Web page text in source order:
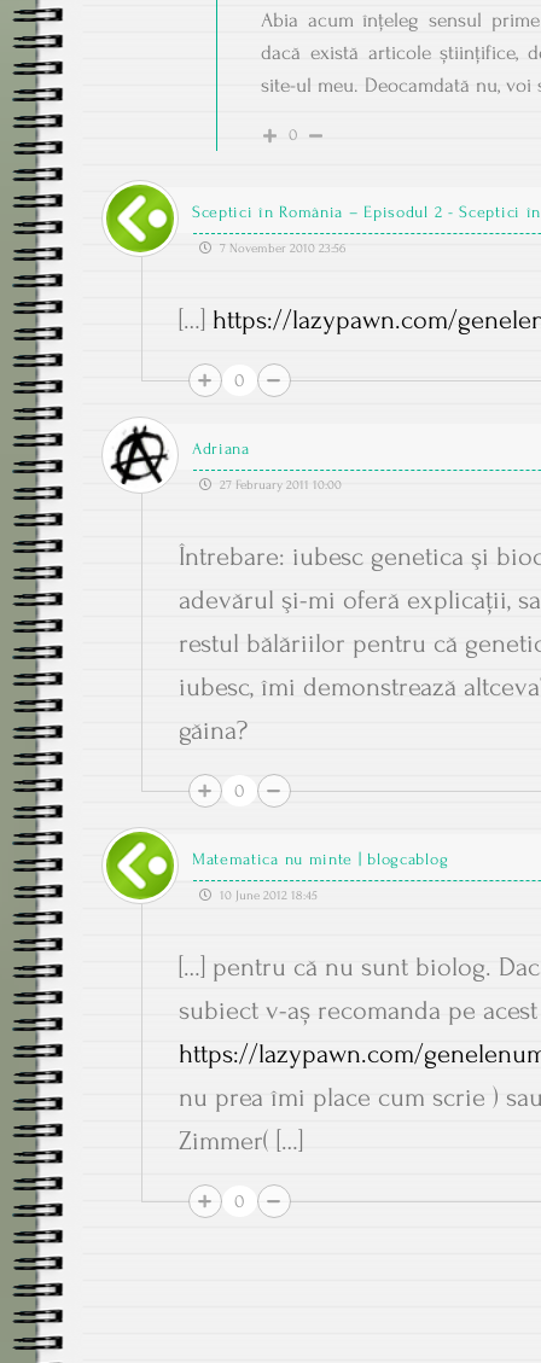
Abia acum înțeleg sensul
dacă există articole științifice,
site-ul meu. Deocamdată nu,
0
Sceptici în România – Episodul 2 - Sceptici
7 November 2010 23:56
[…] https://lazypawn.com/
0
Adriana
27 February 2011 10:00
Întrebare: iubesc genetica şi
adevărul şi-mi oferă explicaţii,
restul bălăriilor pentru că
iubesc, îmi demonstrează
găina?
0
Matematica nu minte | blogcablog
10 June 2012 18:45
[…] pentru că nu sunt biolog.
subiect v-aș recomanda pe
https://lazypawn.com/
nu prea îmi place cum scrie )
Zimmer( […]
0